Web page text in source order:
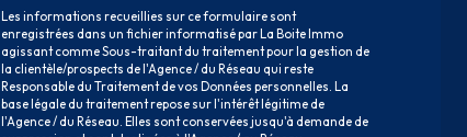
Les informations recueillies sur ce formulaire sont
enregistrées dans un fichier informatisé par La Boite Immo
agissant comme Sous-traitant du traitement pour la gestion de
la clientèle/prospects de l'Agence / du Réseau qui reste
Responsable du Traitement de vos Données personnelles. La
base légale du traitement repose sur l'intérêt légitime de
l'Agence / du Réseau. Elles sont conservées jusqu'à demande de